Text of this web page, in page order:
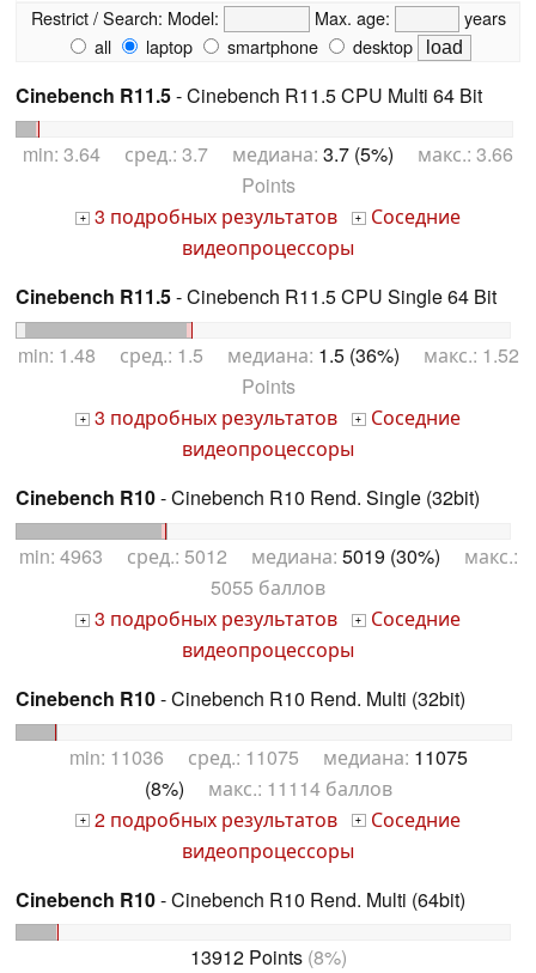
Restrict / Search: Model: Max. age:
years
all
laptop smartphone desktop
Cinebench R11.5- Cinebench R11.5 CPU Multi 64 Bit
min: 3.64 сред.: 3.7 медиана: 3.7 (5%) макс.: 3.66
Points
+ 3 подробных результатов + Соседние
видеопроцессоры
Cinebench R11.5- Cinebench R11.5 CPU Single 64 Bit
min: 1.48 сред.: 1.5 медиана: 1.5 (36%) макс.: 1.52
Points
+ 3 подробных результатов + Соседние
видеопроцессоры
Cinebench R10- Cinebench R10 Rend. Single (32bit)
min: 4963 сред.: 5012 медиана: 5019 (30%) макс.:
5055 баллов
+ 3 подробных результатов + Соседние
видеопроцессоры
Cinebench R10- Cinebench R10 Rend. Multi (32bit)
min: 11036 сред.: 11075 медиана: 11075
(8%) макс.: 11114 баллов
+ 2 подробных результатов + Соседние
видеопроцессоры
Cinebench R10- Cinebench R10 Rend. Multi (64bit)
13912 Points(8%)